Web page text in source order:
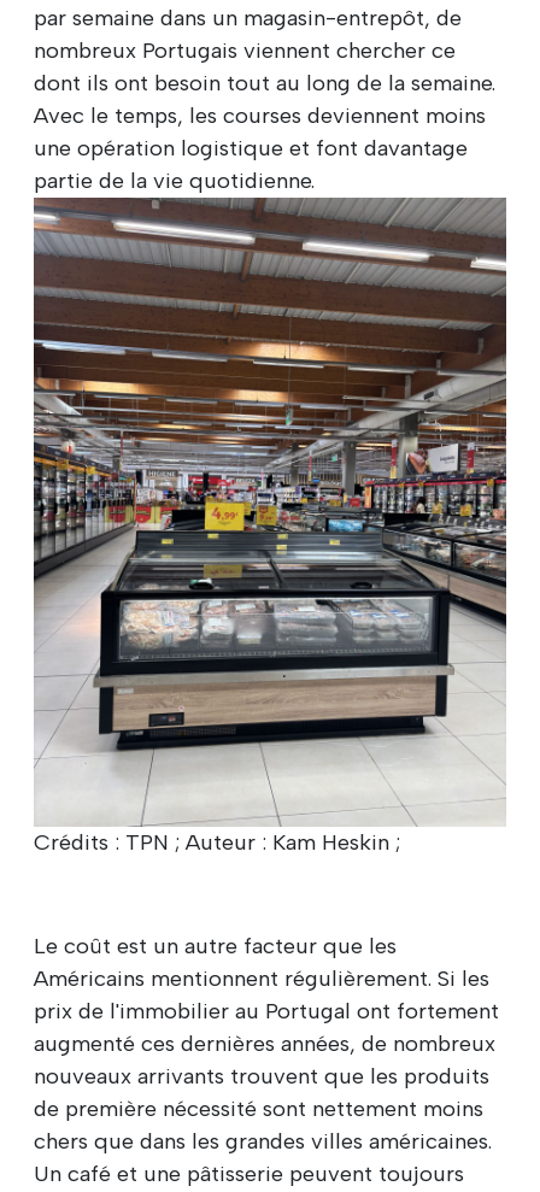
par semaine dans un magasin-entrepôt, de
nombreux Portugais viennent chercher ce
dont ils ont besoin tout au long de la semaine.
Avec le temps, les courses deviennent moins
une opération logistique et font davantage
partie de la vie quotidienne.
Crédits : TPN ; Auteur : Kam Heskin ;
Le coût est un autre facteur que les
Américains mentionnent régulièrement. Si les
prix de l'immobilier au Portugal ont fortement
augmenté ces dernières années, de nombreux
nouveaux arrivants trouvent que les produits
de première nécessité sont nettement moins
chers que dans les grandes villes américaines.
Un café et une pâtisserie peuvent toujours